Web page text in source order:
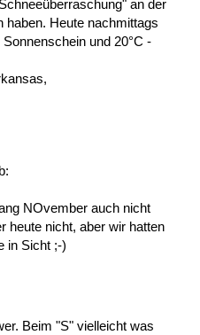
an der
Heute nachmittags
und 20°C -
NOvember auch nicht
heute nicht, aber wir hatten
in Sicht ;-)
Beim "S" vielleicht was